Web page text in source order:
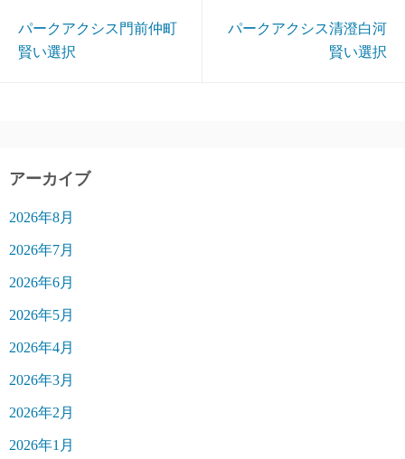
パークアクシス門前仲町
賢い選択
パークアクシス清澄白河
賢い選択
アーカイブ
2026年8月
2026年7月
2026年6月
2026年5月
2026年4月
2026年3月
2026年2月
2026年1月